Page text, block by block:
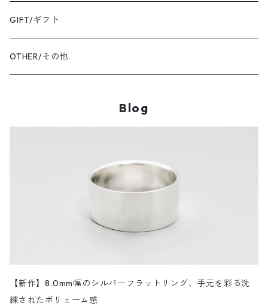
BANGLE・BRACELET/バングル・ブレスレット
K18YG/K18イエローゴールド
PT900/プラチナ
K10YG/K10イエローゴールド
トートバッグ
ショルダーバッグ
TOPS/トップス
SHIRT・BLOUSE/シャツ・ブラウス
OUTER/アウター
GIFT/ギフト
OTHER/その他
Blog
【新作】8.0mm幅のシルバーフラットリング、手元を彩る洗
練されたボリューム感